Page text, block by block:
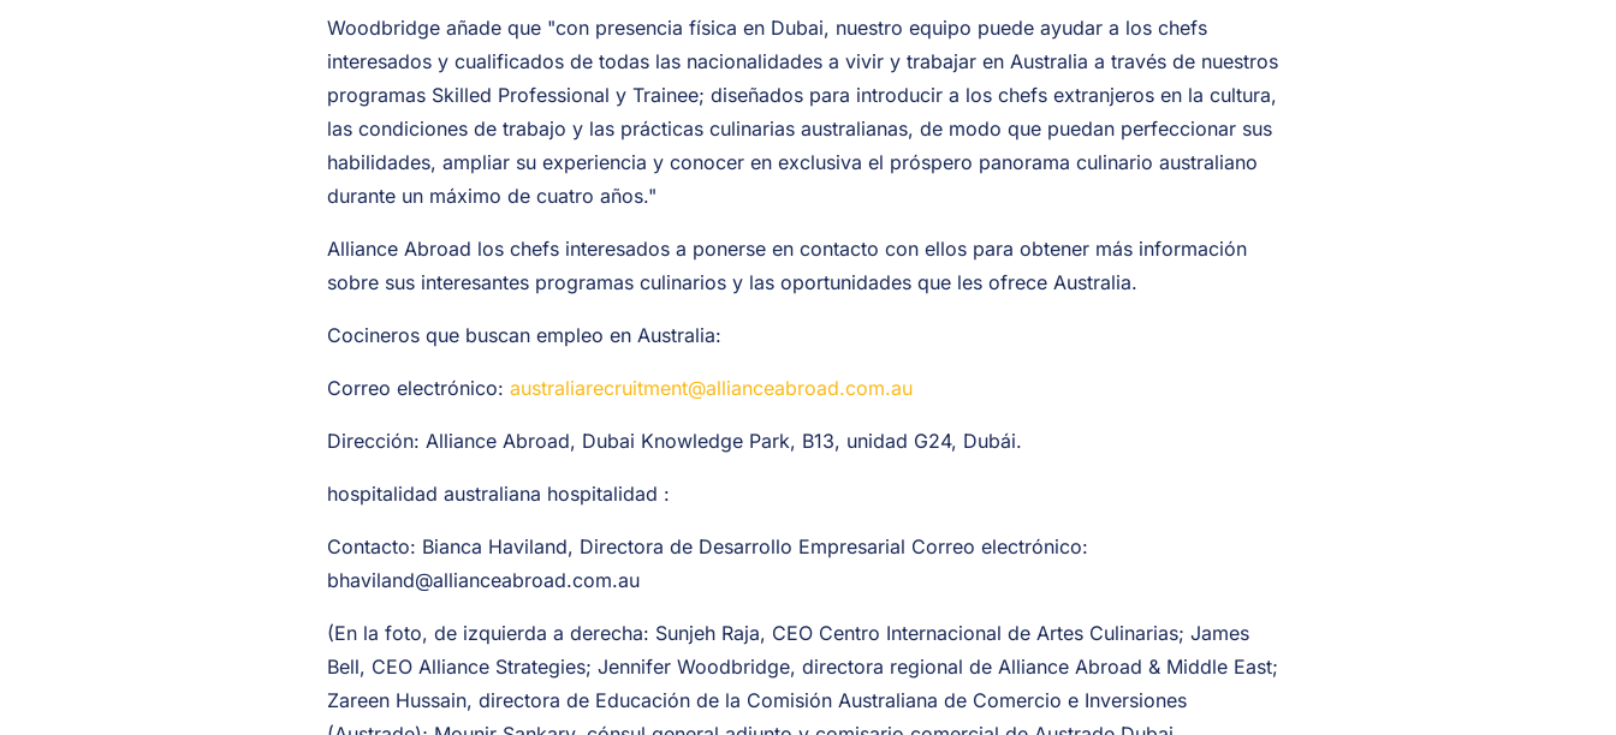
Woodbridge añade que "con presencia física en Dubai, nuestro equipo puede ayudar a los chefs
interesados y cualificados de todas las nacionalidades a vivir y trabajar en Australia a través de nuestros
programas Skilled Professional y Trainee; diseñados para introducir a los chefs extranjeros en la cultura,
las condiciones de trabajo y las prácticas culinarias australianas, de modo que puedan perfeccionar sus
habilidades, ampliar su experiencia y conocer en exclusiva el próspero panorama culinario australiano
durante un máximo de cuatro años."
Alliance Abroad los chefs interesados a ponerse en contacto con ellos para obtener más información
sobre sus interesantes programas culinarios y las oportunidades que les ofrece Australia.
Cocineros que buscan empleo en Australia:
Correo electrónico: australiarecruitment@allianceabroad.com.au
Dirección: Alliance Abroad, Dubai Knowledge Park, B13, unidad G24, Dubái.
hospitalidad australiana hospitalidad :
Contacto: Bianca Haviland, Directora de Desarrollo Empresarial Correo electrónico:
bhaviland@allianceabroad.com.au
(En la foto, de izquierda a derecha: Sunjeh Raja, CEO Centro Internacional de Artes Culinarias; James
Bell, CEO Alliance Strategies; Jennifer Woodbridge, directora regional de Alliance Abroad & Middle East;
Zareen Hussain, directora de Educación de la Comisión Australiana de Comercio e Inversiones